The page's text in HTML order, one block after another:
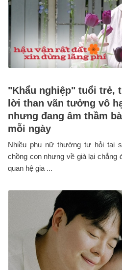
"Khẩu nghiệp" tuổi trẻ,
lời than vãn tưởng vô
nhưng đang âm thầm
mỗi ngày
Nhiều phụ nữ thường tự hỏi tại
chồng con nhưng về già lại chẳng
quan hệ gia ...